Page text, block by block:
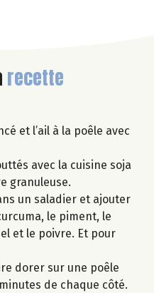
recette
et l’ail à la poêle avec
avec la cuisine soja
granuleuse.
un saladier et ajouter
le piment, le
et le poivre. Et pour
dorer sur une poêle
de chaque côté.